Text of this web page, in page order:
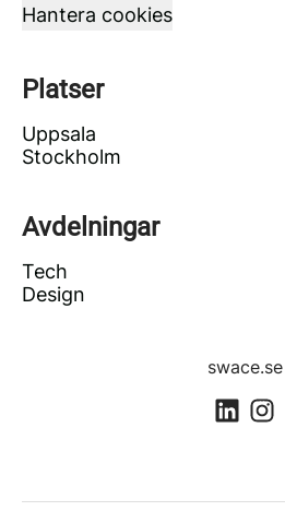
Hantera cookies
Platser
Uppsala
Stockholm
Avdelningar
Tech
Design
swace.se